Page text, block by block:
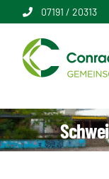
springen
07191 / 20313